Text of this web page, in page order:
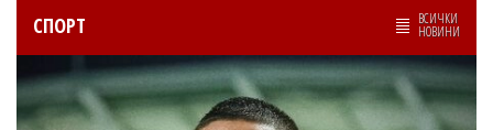
СПОРТ ВСИЧКИ
НОВИНИ